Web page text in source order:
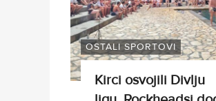
OSTALI SPORTOVI
Kirci osvojili Divlju